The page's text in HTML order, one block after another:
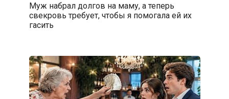
Муж набрал долгов на маму, а теперь
свекровь требует, чтобы я помогала ей их
гасить